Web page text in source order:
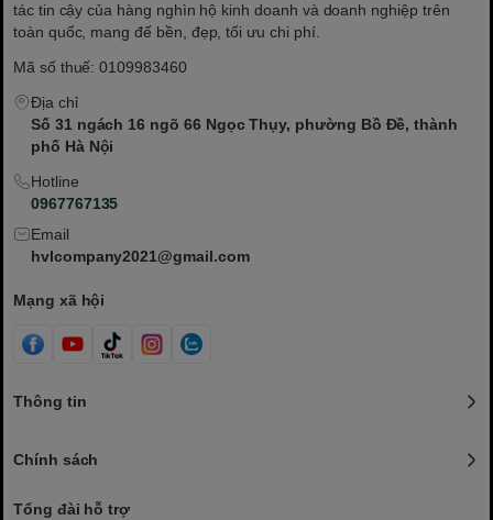
tác tin cậy của hàng nghìn hộ kinh doanh và doanh nghiệp trên
toàn quốc, mang đế bền, đẹp, tối ưu chi phí.
Mã số thuế: 0109983460
Địa chỉ
Số 31 ngách 16 ngõ 66 Ngọc Thụy, phường Bồ Đề, thành
phố Hà Nội
Hotline
0967767135
Email
hvlcompany2021@gmail.com
Mạng xã hội
Thông tin
Chính sách
Tổng đài hỗ trợ